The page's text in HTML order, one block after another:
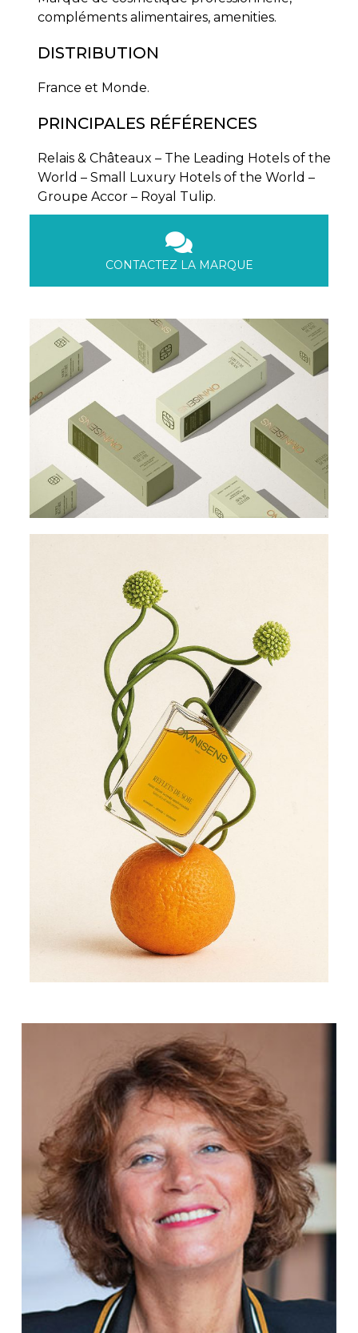
compléments alimentaires, amenities.
DISTRIBUTION
France et Monde.
PRINCIPALES RÉFÉRENCES
Relais & Châteaux – The Leading Hotels of the
World – Small Luxury Hotels of the World –
Groupe Accor – Royal Tulip.
CONTACTEZ LA MARQUE